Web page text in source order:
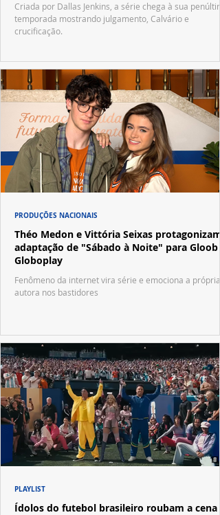
Criada por Dallas Jenkins, a série chega à sua
temporada mostrando julgamento, Calvário e
crucificação.
Théo Medon e Vittória Seixas protagonizam
adaptação de "Sábado à Noite" para Gloob e
Globoplay
Fenômeno da internet vira série e emociona a própria
autora nos bastidores
PRODUÇÕES NACIONAIS
Ídolos do futebol brasileiro roubam a cena
PLAYLIST